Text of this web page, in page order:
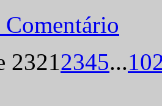
23212345...10